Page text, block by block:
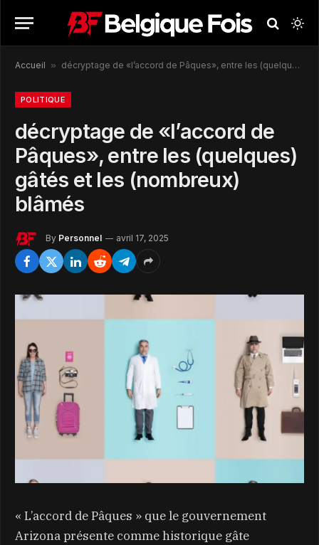
Accueil » décryptage de «l’accord de Pâques», entre les (quelques) gâtés et les (nombreux) blâmés
POLITIQUE
décryptage de «l’accord de
Pâques», entre les (quelques)
gâtés et les (nombreux)
blâmés
By Personnel avril 17, 2025
« L’accord de Pâques » que le gouvernement
Arizona présente comme historique gâte